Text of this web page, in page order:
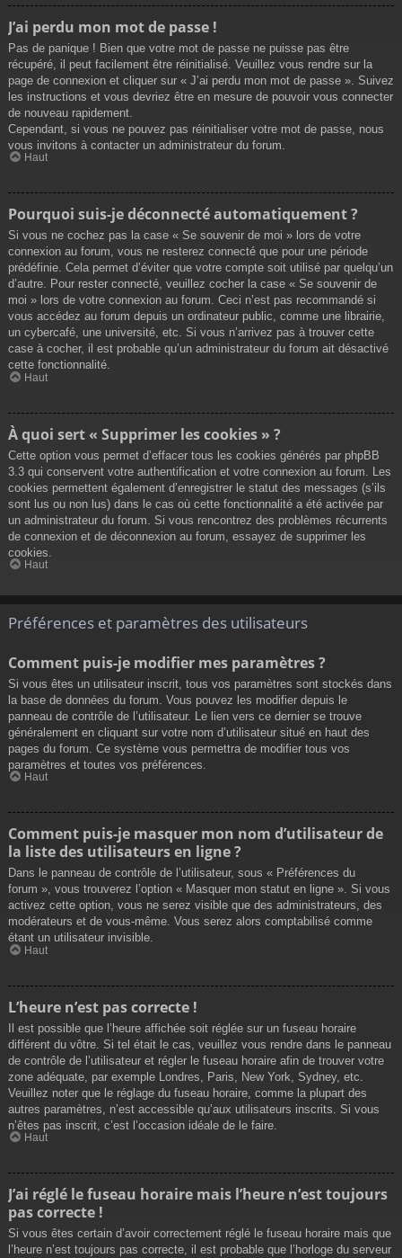
J’ai perdu mon mot de passe !
Pas de panique ! Bien que votre mot de passe ne puisse pas être
récupéré, il peut facilement être réinitialisé. Veuillez vous rendre sur la
page de connexion et cliquer sur « J’ai perdu mon mot de passe ». Suivez
les instructions et vous devriez être en mesure de pouvoir vous connecter
de nouveau rapidement.
Cependant, si vous ne pouvez pas réinitialiser votre mot de passe, nous
vous invitons à contacter un administrateur du forum.
Haut
Pourquoi suis-je déconnecté automatiquement ?
Si vous ne cochez pas la case « Se souvenir de moi » lors de votre
connexion au forum, vous ne resterez connecté que pour une période
prédéfinie. Cela permet d’éviter que votre compte soit utilisé par quelqu’un
d’autre. Pour rester connecté, veuillez cocher la case « Se souvenir de
moi » lors de votre connexion au forum. Ceci n’est pas recommandé si
vous accédez au forum depuis un ordinateur public, comme une librairie,
un cybercafé, une université, etc. Si vous n’arrivez pas à trouver cette
case à cocher, il est probable qu’un administrateur du forum ait désactivé
cette fonctionnalité.
Haut
À quoi sert « Supprimer les cookies » ?
Cette option vous permet d’effacer tous les cookies générés par phpBB
3.3 qui conservent votre authentification et votre connexion au forum. Les
cookies permettent également d’enregistrer le statut des messages (s’ils
sont lus ou non lus) dans le cas où cette fonctionnalité a été activée par
un administrateur du forum. Si vous rencontrez des problèmes récurrents
de connexion et de déconnexion au forum, essayez de supprimer les
cookies.
Haut
Préférences et paramètres des utilisateurs
Comment puis-je modifier mes paramètres ?
Si vous êtes un utilisateur inscrit, tous vos paramètres sont stockés dans
la base de données du forum. Vous pouvez les modifier depuis le
panneau de contrôle de l’utilisateur. Le lien vers ce dernier se trouve
généralement en cliquant sur votre nom d’utilisateur situé en haut des
pages du forum. Ce système vous permettra de modifier tous vos
paramètres et toutes vos préférences.
Haut
Comment puis-je masquer mon nom d’utilisateur de
la liste des utilisateurs en ligne ?
Dans le panneau de contrôle de l’utilisateur, sous « Préférences du
forum », vous trouverez l’option « Masquer mon statut en ligne ». Si vous
activez cette option, vous ne serez visible que des administrateurs, des
modérateurs et de vous-même. Vous serez alors comptabilisé comme
étant un utilisateur invisible.
Haut
L’heure n’est pas correcte !
Il est possible que l’heure affichée soit réglée sur un fuseau horaire
différent du vôtre. Si tel était le cas, veuillez vous rendre dans le panneau
de contrôle de l’utilisateur et régler le fuseau horaire afin de trouver votre
zone adéquate, par exemple Londres, Paris, New York, Sydney, etc.
Veuillez noter que le réglage du fuseau horaire, comme la plupart des
autres paramètres, n’est accessible qu’aux utilisateurs inscrits. Si vous
n’êtes pas inscrit, c’est l’occasion idéale de le faire.
Haut
J’ai réglé le fuseau horaire mais l’heure n’est toujours
pas correcte !
Si vous êtes certain d’avoir correctement réglé le fuseau horaire mais que
l’heure n’est toujours pas correcte, il est probable que l’horloge du serveur